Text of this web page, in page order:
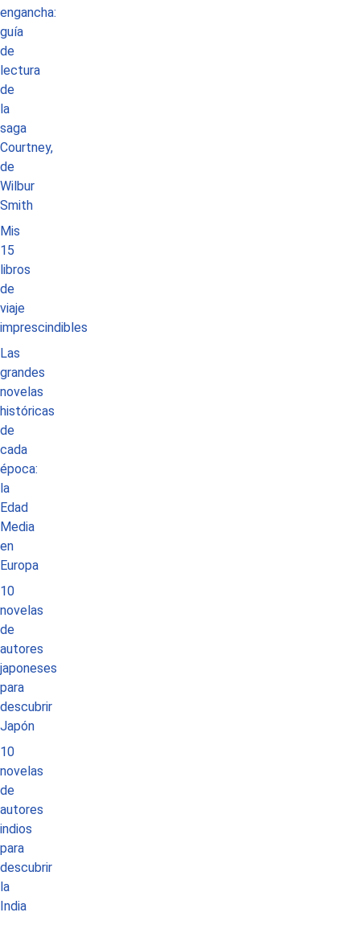
engancha:
guía
de
lectura
de
la
saga
Courtney,
de
Wilbur
Smith
Mis
15
libros
de
viaje
imprescindibles
Las
grandes
novelas
históricas
de
cada
época:
la
Edad
Media
en
Europa
10
novelas
de
autores
japoneses
para
descubrir
Japón
10
novelas
de
autores
indios
para
descubrir
la
India